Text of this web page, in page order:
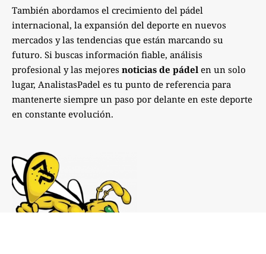
También abordamos el crecimiento del pádel
internacional, la expansión del deporte en nuevos
mercados y las tendencias que están marcando su
futuro. Si buscas información fiable, análisis
profesional y las mejores noticias de pádel en un solo
lugar, AnalistasPadel es tu punto de referencia para
mantenerte siempre un paso por delante en este deporte
en constante evolución.